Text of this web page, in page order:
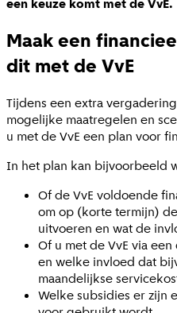
een keuze komt met de VvE.
Maak een
dit met de VvE
Tijdens een extra
mogelijke maatregelen en
u met de VvE een plan voor
In het plan kan bijvoorbeeld
Of de VvE voldoende
om op (korte termijn)
uitvoeren en wat de
Of u met de VvE via
en welke invloed dat
maandelijkse
Welke subsidies er zijn